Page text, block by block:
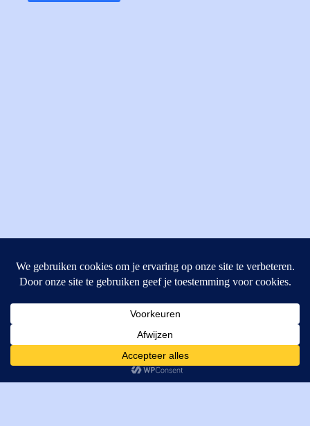
4462GE, Goes
T: +31 (0) 111-484438
M:parts@mitechniek.nl
VAT: NL862802295B01
Cookies helpen ons bij het leveren van onze diensten. Door
gebruik te maken van onze diensten, gaat u akkoord met ons
gebruik van cookies.